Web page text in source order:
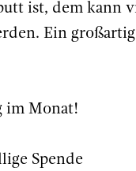
ist, dem kann
Ein
im Monat!
Spende